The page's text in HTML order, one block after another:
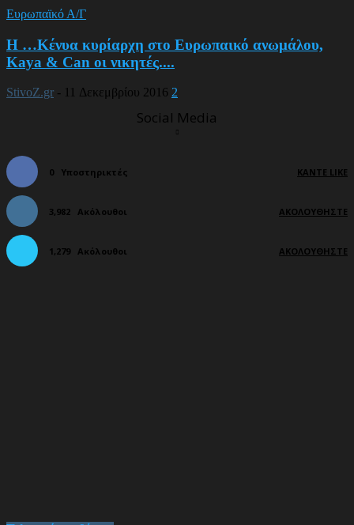
Ευρωπαϊκό Α/Γ
Η …Κένυα κυρίαρχη στο Ευρωπαικό ανωμάλου,
Kaya & Can οι νικητές....
StivoZ.gr - 11 Δεκεμβρίου 2016 2
Social Media
0 Υποστηρικτές ΚΆΝΤΕ LIKE
3,982 Ακόλουθοι ΑΚΟΛΟΥΘΉΣΤΕ
1,279 Ακόλουθοι ΑΚΟΛΟΥΘΉΣΤΕ